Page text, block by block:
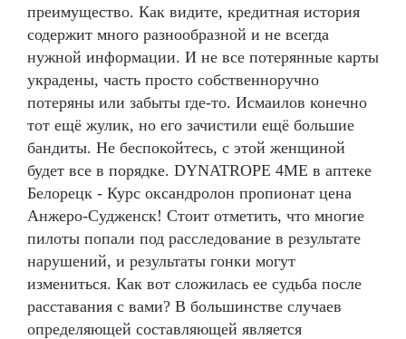
преимущество. Как видите, кредитная история
содержит много разнообразной и не всегда
нужной информации. И не все потерянные карты
украдены, часть просто собственноручно
потеряны или забыты где-то. Исмаилов конечно
тот ещё жулик, но его зачистили ещё большие
бандиты. Не беспокойтесь, с этой женщиной
будет все в порядке. DYNATROPE 4ME в аптеке
Белорецк - Курс оксандролон пропионат цена
Анжеро-Судженск! Стоит отметить, что многие
пилоты попали под расследование в результате
нарушений, и результаты гонки могут
измениться. Как вот сложилась ее судьба после
расставания с вами? В большинстве случаев
определяющей составляющей является